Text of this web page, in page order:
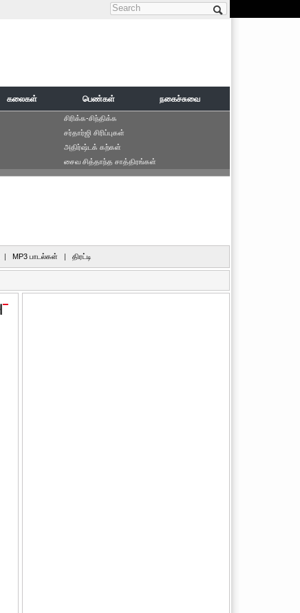
Search form
கலைகள் பெண்கள் நகைச்சுவை
சிரிக்க-சிந்திக்க
சர்தார்ஜி சிரிப்புகள்
அதிர்ஷ்டக் கற்கள்
சைவ சித்தாந்த சாத்திரங்கள்
| MP3 பாடல்கள் | திரட்டி